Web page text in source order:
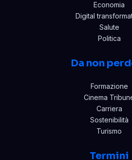
Economia
Digital
Salute
Politica
Da non
Formazione
Cinema
Carriera
Sostenibilità
Turismo
Termini